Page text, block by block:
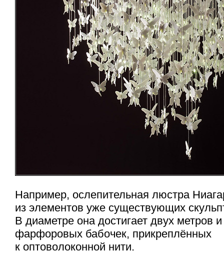
Например, ослепительная люстра
из элементов уже существующих
В диаметре она достигает двух метров и
фарфоровых бабочек, прикреплённых
к оптоволоконной нити.